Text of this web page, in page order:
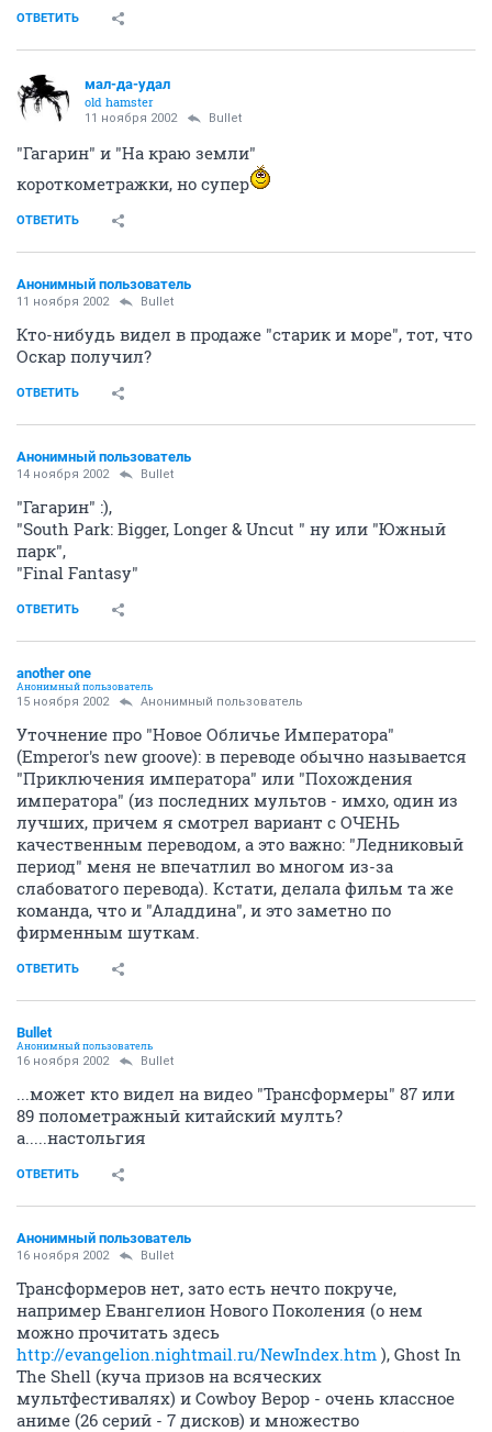
ОТВЕТИТЬ
мал-да-удал
old hamster
11 ноября 2002 Bullet
"Гагарин" и "На краю земли"
короткометражки, но супер
ОТВЕТИТЬ
Анонимный пользователь
11 ноября 2002 Bullet
Кто-нибудь видел в продаже "старик и море", тот, что
Оскар получил?
ОТВЕТИТЬ
Анонимный пользователь
14 ноября 2002 Bullet
"Гагарин" :),
"South Park: Bigger, Longer & Uncut " ну или "Южный
парк",
"Final Fantasy"
ОТВЕТИТЬ
another one
Анонимный пользователь
15 ноября 2002 Анонимный пользователь
Уточнение про "Новое Обличье Императора"
(Emperor's new groove): в переводе обычно называется
"Приключения императора" или "Похождения
императора" (из последних мультов - имхо, один из
лучших, причем я смотрел вариант с ОЧЕНЬ
качественным переводом, а это важно: "Ледниковый
период" меня не впечатлил во многом из-за
слабоватого перевода). Кстати, делала фильм та же
команда, что и "Аладдина", и это заметно по
фирменным шуткам.
ОТВЕТИТЬ
Bullet
Анонимный пользователь
16 ноября 2002 Bullet
...может кто видел на видео "Трансформеры" 87 или
89 полометражный китайский мулть?
а.....настольгия
ОТВЕТИТЬ
Анонимный пользователь
16 ноября 2002 Bullet
Трансформеров нет, зато есть нечто покруче,
например Евангелион Нового Поколения (о нем
можно прочитать здесь
http://evangelion.nightmail.ru/NewIndex.htm ), Ghost In
The Shell (куча призов на всяческих
мультфестивалях) и Cowboy Bepop - очень классное
аниме (26 серий - 7 дисков) и множество